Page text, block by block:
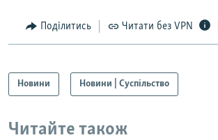
Поділитись Читати без VPN
Новини Новини | Суспільство
Читайте також